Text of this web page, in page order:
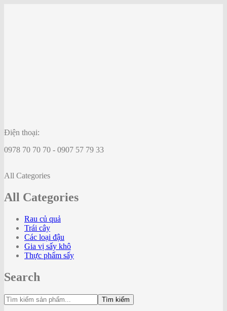
Điện thoại:
0978 70 70 70 - 0907 57 79 33
All Categories
All Categories
Rau củ quả
Trái cây
Các loại đậu
Gia vị sấy khô
Thực phẩm sấy
Search
Tìm kiếm